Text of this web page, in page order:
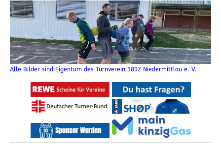
Alle Bilder sind Eigentum des Turnverein 1892 Niedermittlau e. V.